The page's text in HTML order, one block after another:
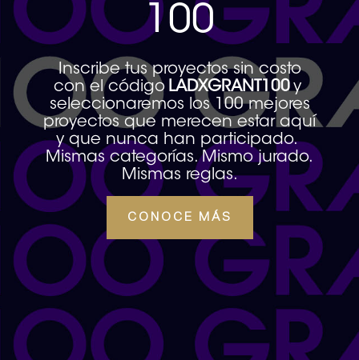
100
Inscribe tus proyectos sin costo
con el código LADXGRANT100 y
seleccionaremos los 100 mejores
proyectos que merecen estar aquí
y que nunca han participado.
Mismas categorías. Mismo jurado.
Mismas reglas.
CONOCE MÁS